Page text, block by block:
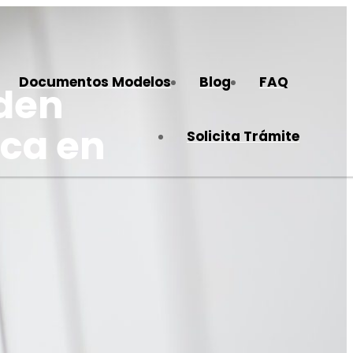
Documentos Modelos Blog FAQ
Solicita Trámite
en